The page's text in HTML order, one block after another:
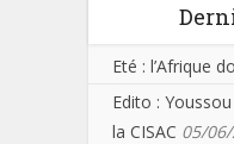
Eté : l’Afrique
Edito :
la CISAC 05/